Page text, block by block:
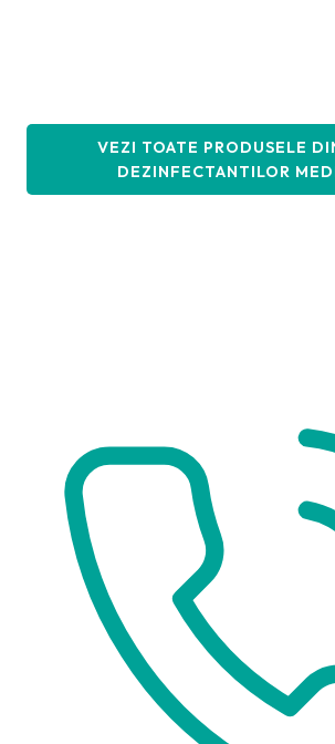
VEZI TOATE PRODUSELE
DEZINFECTANTILOR